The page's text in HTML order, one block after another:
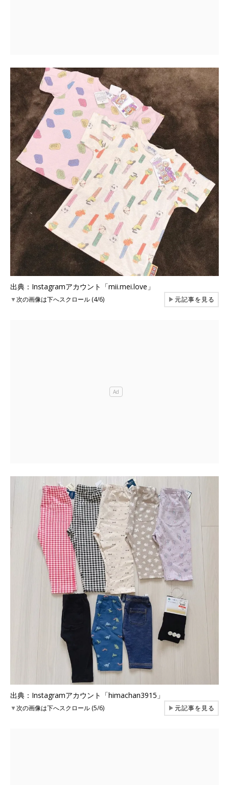
出典：Instagramアカウント「mii.mei.love」
▼次の画像は下へスクロール (4/6) ▶元記事を見る
出典：Instagramアカウント「himachan3915」
▼次の画像は下へスクロール (5/6) ▶元記事を見る